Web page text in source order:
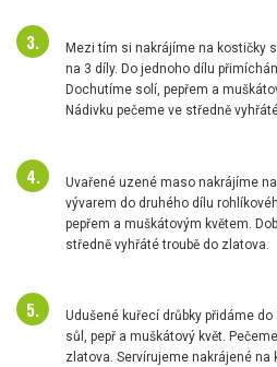
Mezi tím si nakrájíme na kostičky
na 3 díly. Do jednoho dílu
Dochutíme solí, pepřem a
Nádivku pečeme ve středně
Uvařené uzené maso nakrájíme
vývarem do druhého dílu
pepřem a muškátovým květem.
středně vyhřáté troubě do zlatova.
Udušené kuřecí drůbky přidáme
sůl, pepř a muškátový květ.
zlatova. Servírujeme nakrájené na